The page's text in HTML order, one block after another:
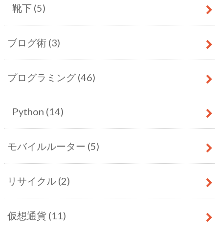
靴下 (5)
ブログ術 (3)
プログラミング (46)
Python (14)
モバイルルーター (5)
リサイクル (2)
仮想通貨 (11)